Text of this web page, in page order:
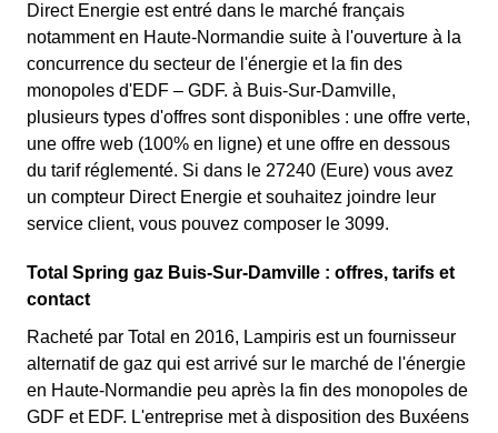
Direct Energie est entré dans le marché français
notamment en Haute-Normandie suite à l'ouverture à la
concurrence du secteur de l'énergie et la fin des
monopoles d'EDF – GDF. à Buis-Sur-Damville,
plusieurs types d'offres sont disponibles : une offre verte,
une offre web (100% en ligne) et une offre en dessous
du tarif réglementé. Si dans le 27240 (Eure) vous avez
un compteur Direct Energie et souhaitez joindre leur
service client, vous pouvez composer le 3099.
Total Spring gaz Buis-Sur-Damville : offres, tarifs et
contact
Racheté par Total en 2016, Lampiris est un fournisseur
alternatif de gaz qui est arrivé sur le marché de l'énergie
en Haute-Normandie peu après la fin des monopoles de
GDF et EDF. L'entreprise met à disposition des Buxéens